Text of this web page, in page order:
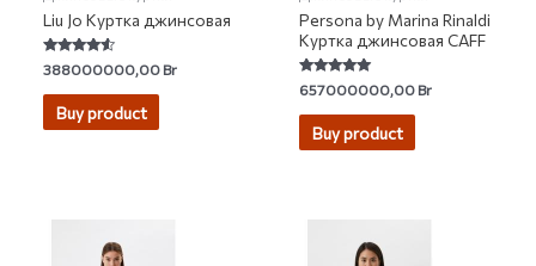
Liu Jo Куртка джинсовая
Rated
4.33
out of 5
388000000,00Br
Buy product
Persona by Marina Rinaldi
Куртка джинсовая CAFF
Rated
4.80
out of 5
657000000,00Br
Buy product